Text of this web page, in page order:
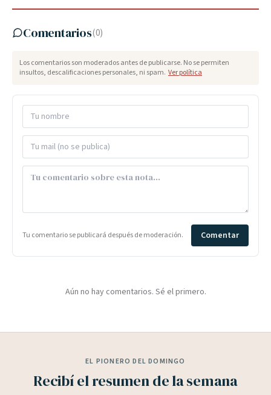
Comentarios(0)
Los comentarios son moderados antes de publicarse. No se permiten
insultos, descalificaciones personales, ni spam. Ver política
Tu comentario se publicará después de moderación. Comentar
Aún no hay comentarios. Sé el primero.
EL PIONERO DEL DOMINGO
Recibí el resumen de la semana